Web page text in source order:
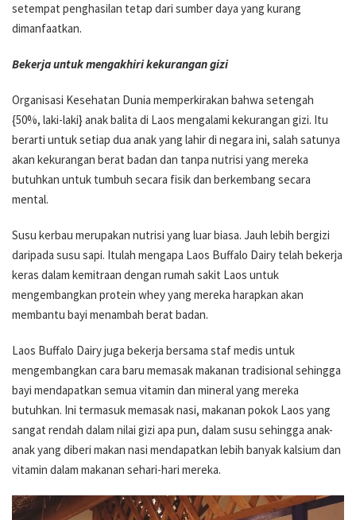
setempat penghasilan tetap dari sumber daya yang kurang
dimanfaatkan.
Bekerja untuk mengakhiri kekurangan gizi
Organisasi Kesehatan Dunia memperkirakan bahwa setengah
{50%, laki-laki} anak balita di Laos mengalami kekurangan gizi. Itu
berarti untuk setiap dua anak yang lahir di negara ini, salah satunya
akan kekurangan berat badan dan tanpa nutrisi yang mereka
butuhkan untuk tumbuh secara fisik dan berkembang secara
mental.
Susu kerbau merupakan nutrisi yang luar biasa. Jauh lebih bergizi
daripada susu sapi. Itulah mengapa Laos Buffalo Dairy telah bekerja
keras dalam kemitraan dengan rumah sakit Laos untuk
mengembangkan protein whey yang mereka harapkan akan
membantu bayi menambah berat badan.
Laos Buffalo Dairy juga bekerja bersama staf medis untuk
mengembangkan cara baru memasak makanan tradisional sehingga
bayi mendapatkan semua vitamin dan mineral yang mereka
butuhkan. Ini termasuk memasak nasi, makanan pokok Laos yang
sangat rendah dalam nilai gizi apa pun, dalam susu sehingga anak-
anak yang diberi makan nasi mendapatkan lebih banyak kalsium dan
vitamin dalam makanan sehari-hari mereka.